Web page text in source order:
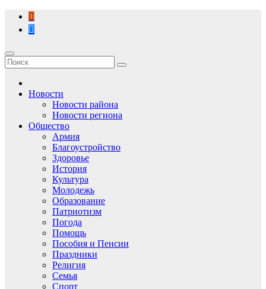
Перейти
содержимому
Новости
Новости района
Новости региона
Общество
Армия
Благоустройство
Здоровье
История
Культура
Молодежь
Образование
Патриотизм
Погода
Помощь
Пособия и Пенсии
Праздники
Религия
Семья
Спорт